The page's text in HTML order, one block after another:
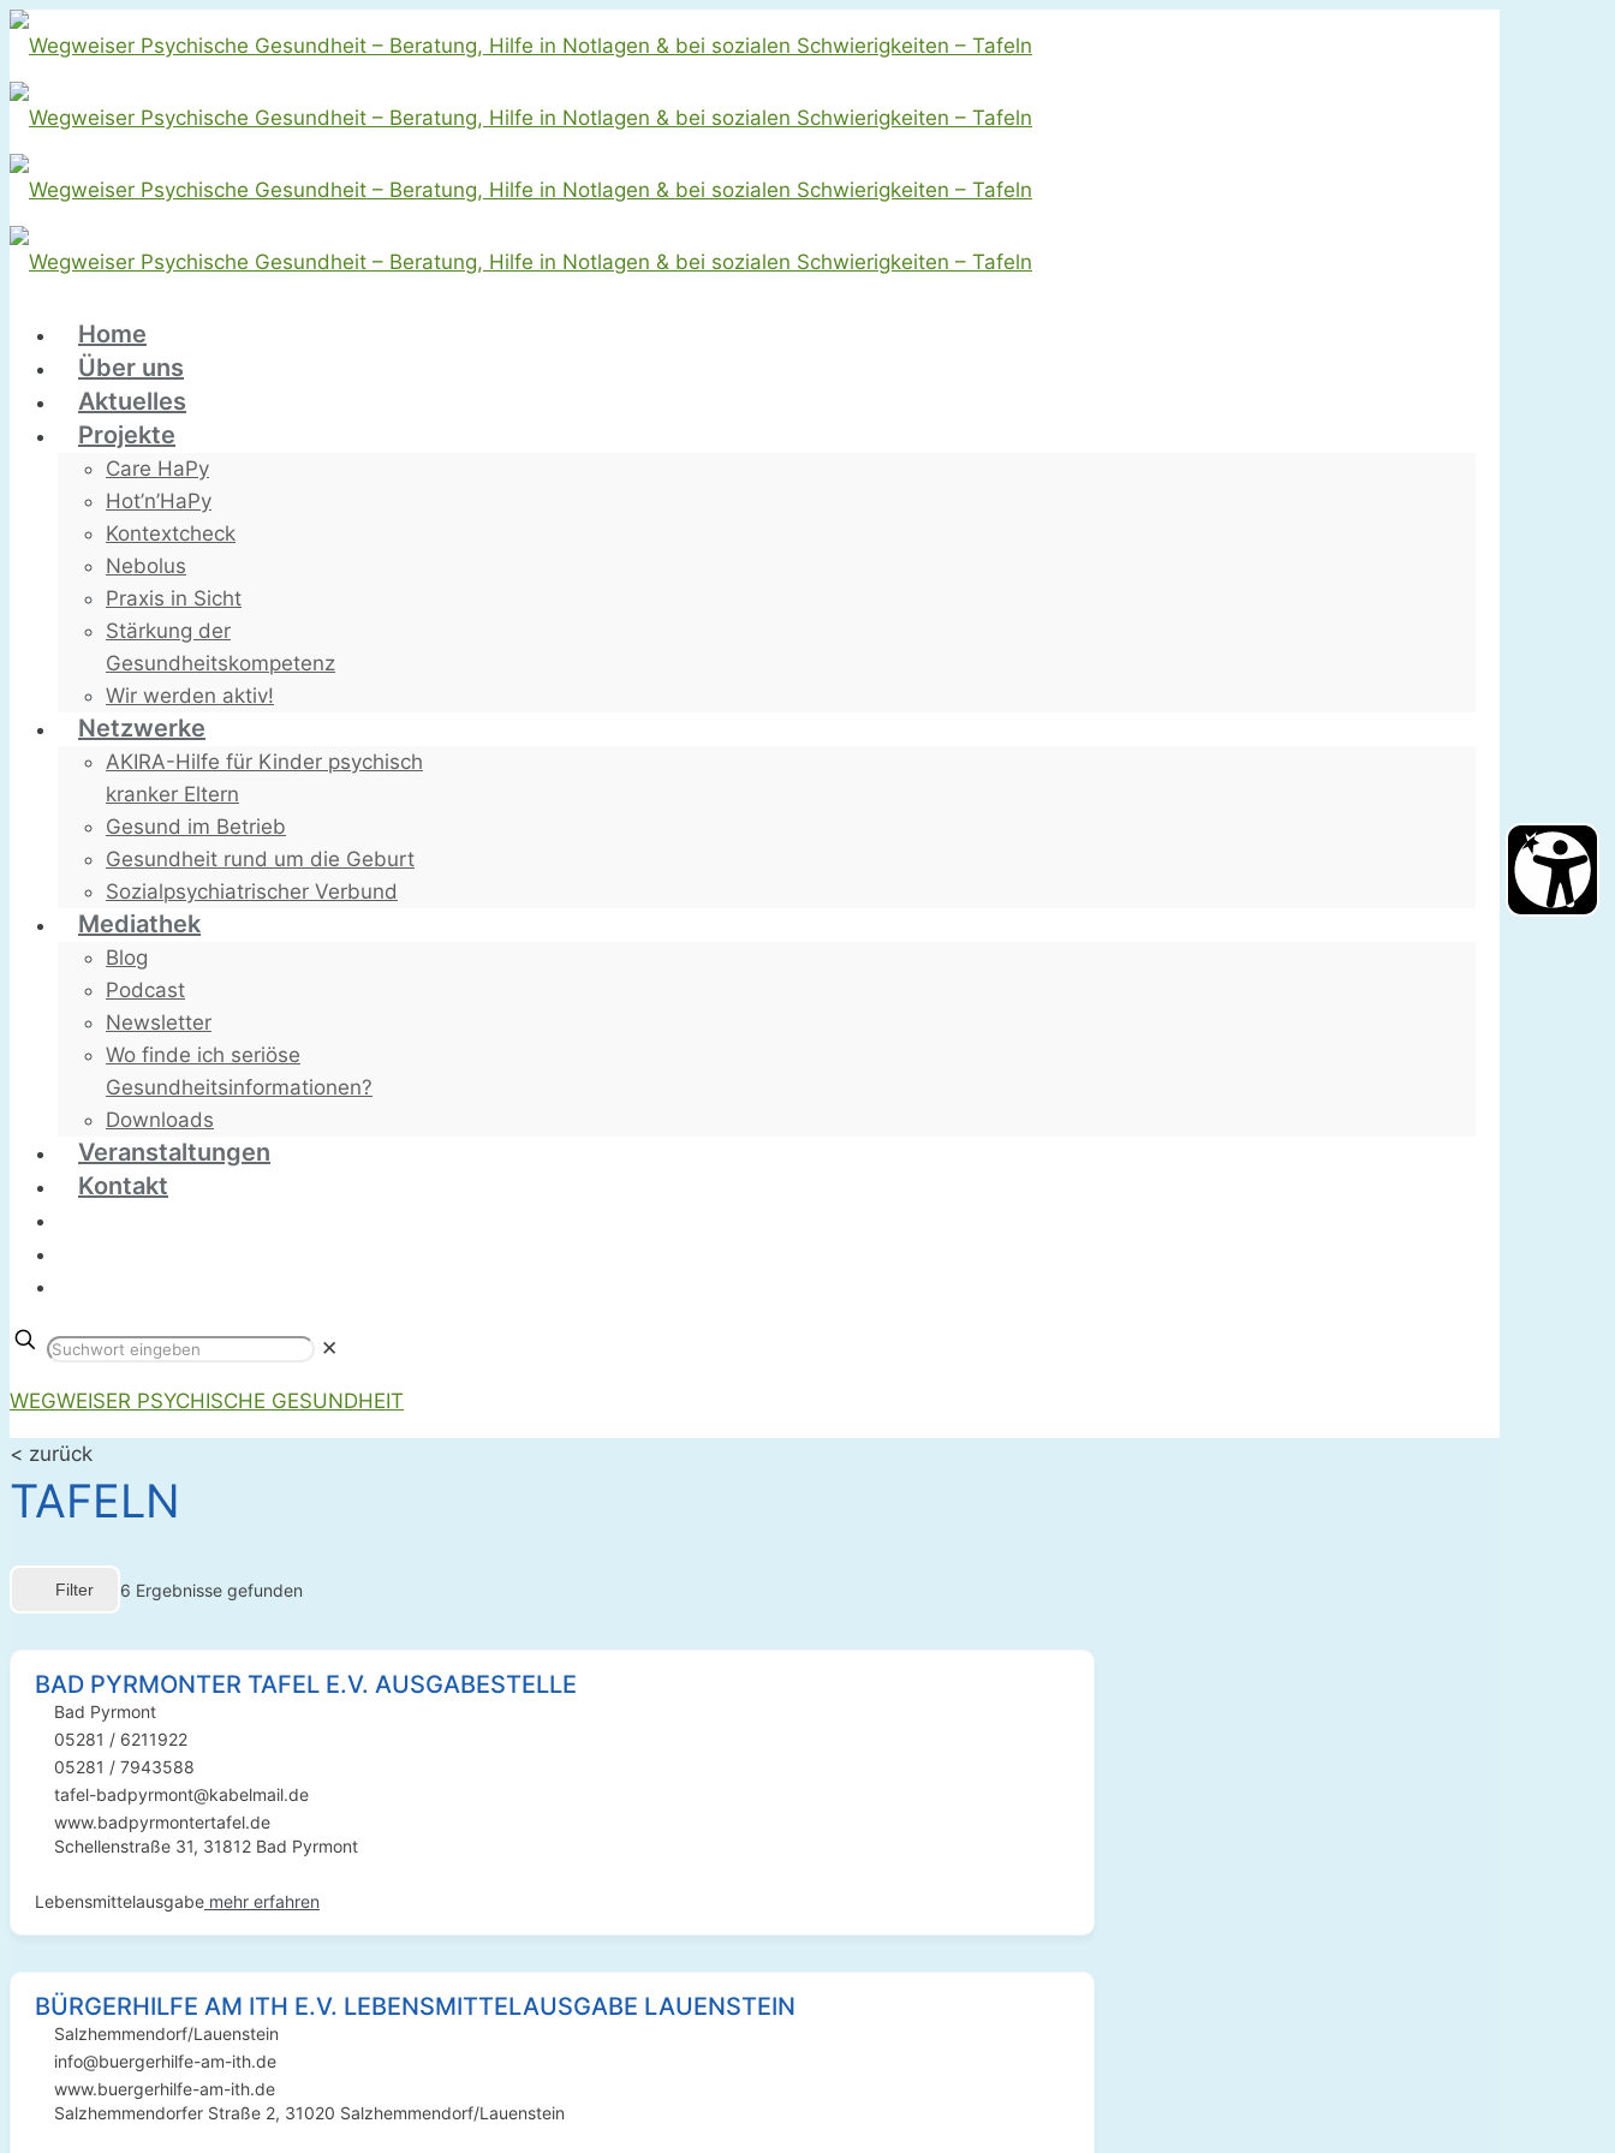
Home
Über uns
Aktuelles
Projekte
Care HaPy
Hot’n’HaPy
Kontextcheck
Nebolus
Praxis in Sicht
Stärkung der
Gesundheitskompetenz
Wir werden aktiv!
Netzwerke
AKIRA-Hilfe für Kinder psychisch
kranker Eltern
Gesund im Betrieb
Gesundheit rund um die Geburt
Sozialpsychiatrischer Verbund
Mediathek
Blog
Podcast
Newsletter
Wo finde ich seriöse
Gesundheitsinformationen?
Downloads
Veranstaltungen
Kontakt
✕
WEGWEISER PSYCHISCHE GESUNDHEIT
< zurück
TAFELN
Filter 6 Ergebnisse gefunden
BAD PYRMONTER TAFEL E.V. AUSGABESTELLE
Bad Pyrmont
05281 / 6211922
05281 / 7943588
tafel-badpyrmont@kabelmail.de
www.badpyrmontertafel.de
Schellenstraße 31, 31812 Bad Pyrmont
Lebensmittelausgabe mehr erfahren
BÜRGERHILFE AM ITH E.V. LEBENSMITTELAUSGABE LAUENSTEIN
Salzhemmendorf/Lauenstein
info@buergerhilfe-am-ith.de
www.buergerhilfe-am-ith.de
Salzhemmendorfer Straße 2, 31020 Salzhemmendorf/Lauenstein